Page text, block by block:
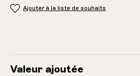
Ajouter à la liste de souhaits
Valeur ajoutée